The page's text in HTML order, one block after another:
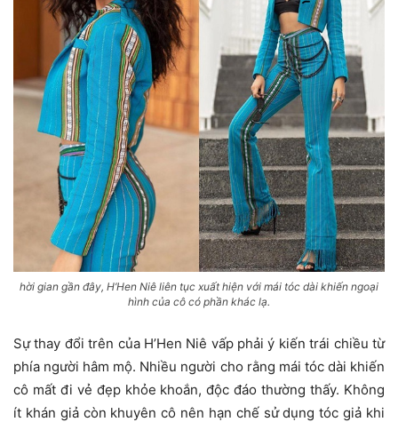
hời gian gần đây, H’Hen Niê liên tục xuất hiện với mái tóc dài khiến ngoại
hình của cô có phần khác lạ.
Sự thay đổi trên của H’Hen Niê vấp phải ý kiến trái chiều từ
phía người hâm mộ. Nhiều người cho rằng mái tóc dài khiến
cô mất đi vẻ đẹp khỏe khoắn, độc đáo thường thấy. Không
ít khán giả còn khuyên cô nên hạn chế sử dụng tóc giả khi